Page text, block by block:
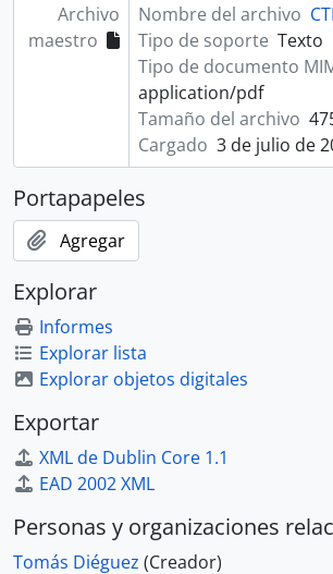
Archivo
maestro
Nombre del archivo
Tipo de soporte Texto
Tipo de documento
application/pdf
Tamaño del archivo
Cargado 3 de julio de
Portapapeles
Agregar
Explorar
Informes
Explorar lista
Explorar objetos digitales
Exportar
XML de Dublin Core 1.1
EAD 2002 XML
Personas y organizaciones
Tomás Diéguez (Creador)